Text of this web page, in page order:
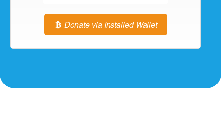
Donate via Installed Wallet